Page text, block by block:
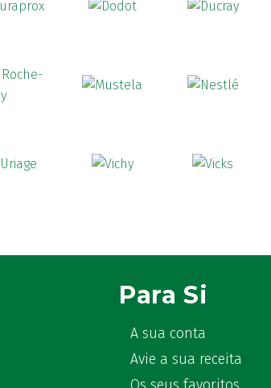
Para Si
A sua conta
Avie a sua receita